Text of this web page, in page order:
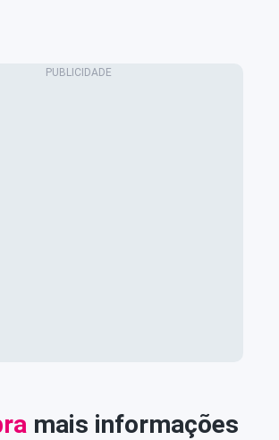
mais informações